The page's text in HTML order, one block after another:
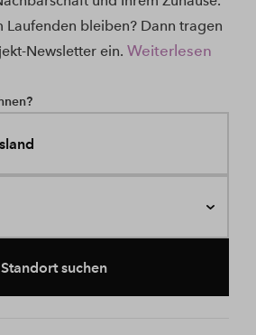
Laufenden bleiben? Dann tragen
Newsletter ein. Weiterlesen
Standort suchen